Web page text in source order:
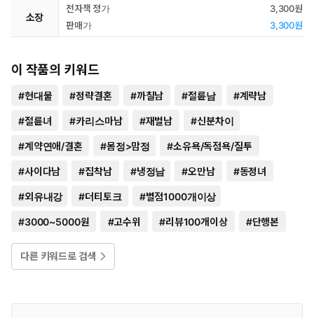
소장
전자책 정가
3,300원
판매가
3,300원
이 작품의 키워드
#현대물 #정략결혼 #까칠남 #절륜남 #계략남
#절륜녀 #카리스마남 #재벌남 #신분차이
#계약연애/결혼 #몸정>맘정 #소유욕/독점욕/질투
#사이다남 #집착남 #냉정남 #오만남 #동정녀
#외유내강 #더티토크 #별점1000개이상
#3000~5000원 #고수위 #리뷰100개이상 #단행본
다른 키워드로 검색